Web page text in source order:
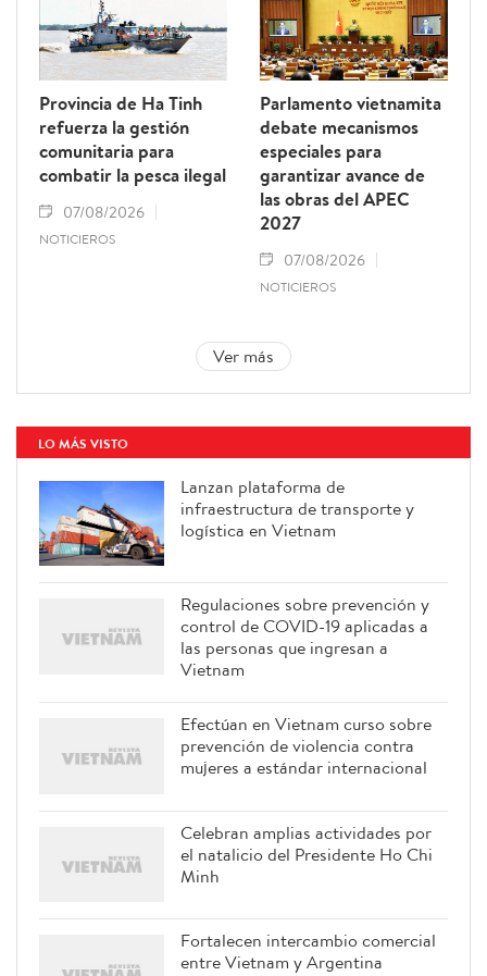
Provincia de Ha Tinh
refuerza la gestión
comunitaria para
combatir la pesca ilegal
07/08/2026
NOTICIEROS
Parlamento vietnamita
debate mecanismos
especiales para
garantizar avance de
las obras del APEC
2027
07/08/2026
NOTICIEROS
Ver más
LO MÁS VISTO
Lanzan plataforma de
infraestructura de transporte y
logística en Vietnam
Regulaciones sobre prevención y
control de COVID-19 aplicadas a
las personas que ingresan a
Vietnam
Efectúan en Vietnam curso sobre
prevención de violencia contra
mujeres a estándar internacional
Celebran amplias actividades por
el natalicio del Presidente Ho Chi
Minh
Fortalecen intercambio comercial
entre Vietnam y Argentina